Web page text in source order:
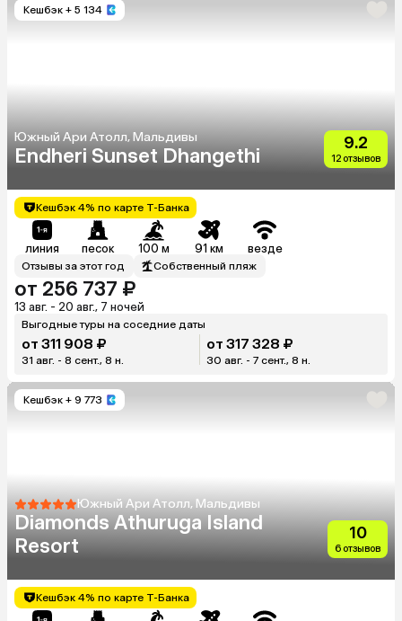
Кешбэк + 5 134
Южный Ари Атолл, Мальдивы
Endheri Sunset Dhangethi
9.2
12 отзывов
Кешбэк 4% по карте Т-Банка
линия песок 100 м 91 км везде
Отзывы за этот год Собственный пляж
от 256 737 ₽
13 авг. - 20 авг., 7 ночей
Выгодные туры на соседние даты
от 311 908 ₽
31 авг. - 8 сент., 8 н.
от 317 328 ₽
30 авг. - 7 сент., 8 н.
Кешбэк + 9 773
Южный Ари Атолл, Мальдивы
Diamonds Athuruga Island
Resort
10
6 отзывов
Кешбэк 4% по карте Т-Банка